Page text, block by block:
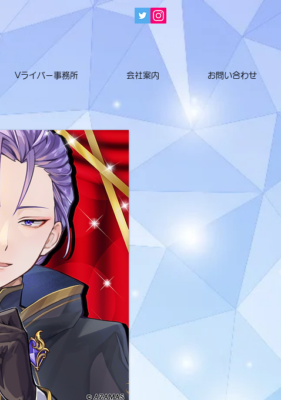
Vライバー事務所 会社案内 お問い合わせ